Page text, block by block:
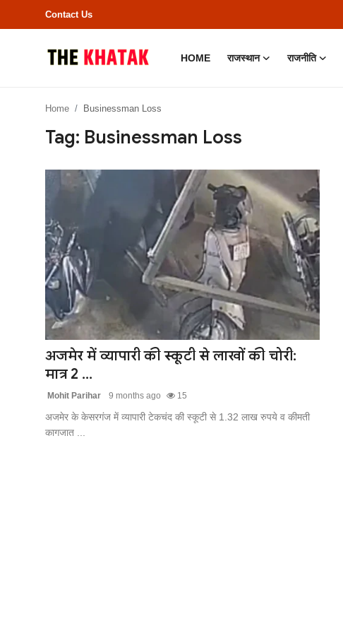
Contact Us
HOME राजस्थान राजनीति
बॉलीवुड
लाइफस्टाइल
अंतर्राष्ट्रीय
Home Businessman Loss
Tag: Businessman Loss
अजमेर में व्यापारी की स्कूटी से लाखों की चोरी:
मात्र 2 ...
Mohit Parihar 9 months ago 15
अजमेर के केसरगंज में व्यापारी टेकचंद की स्कूटी से 1.32 लाख रुपये व कीमती
कागजात ...